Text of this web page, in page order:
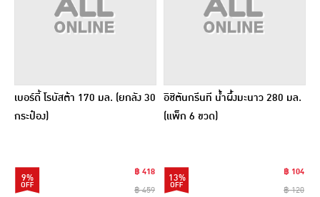
เบอร์ดี้ โรบัสต้า 170 มล. (ยกลัง 30
กระป๋อง)
9%
฿ 418
฿ 459
อิชิตันกรีนที น้ำผึ้งมะนาว 280 มล.
(แพ็ก 6 ขวด)
13%
฿ 104
฿ 120